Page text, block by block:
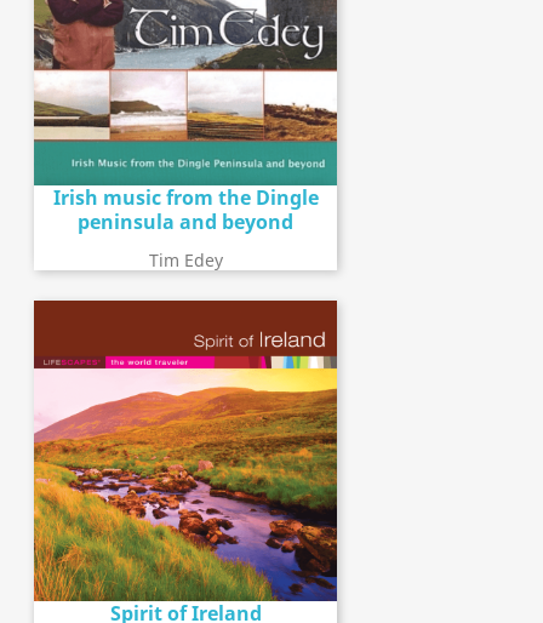
Irish music from the Dingle
peninsula and beyond
Tim Edey
Spirit of Ireland